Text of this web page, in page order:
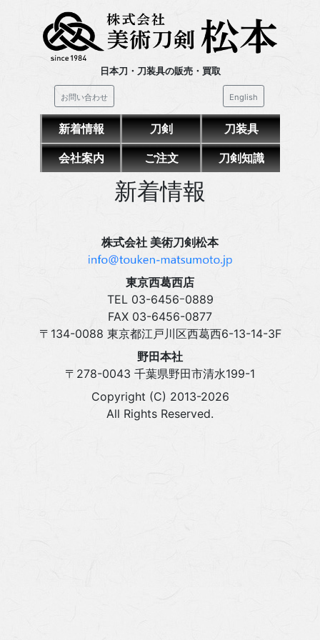
日本刀・刀装具の販売・買取
お問い合わせ English
新着情報 刀剣 刀装具
会社案内 ご注文 刀剣知識
新着情報
株式会社 美術刀剣松本
東京西葛西店
TEL 03‍-6456ｰ0889
FAX 03‍-6456-0877
〒134-0088 東京都江戸川区西葛西6-13-14-3F
野田本社
〒278-0043 千葉県野田市清水199-1
Copyright (C) 2013-2026
All Rights Reserved.